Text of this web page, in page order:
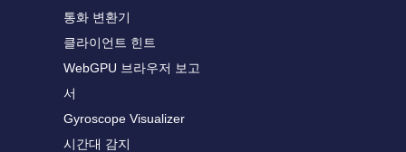
통화 변환기
클라이언트 힌트
WebGPU 브라우저 보고
서
Gyroscope Visualizer
시간대 감지